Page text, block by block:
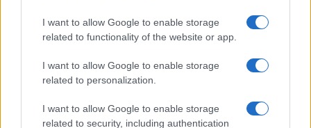
I want to allow Google to enable storage
related to functionality of the website or app.
I want to allow Google to enable storage
related to personalization.
I want to allow Google to enable storage
related to security, including authentication
Προηγούμενο άρθρο Επόμενο άρθρο